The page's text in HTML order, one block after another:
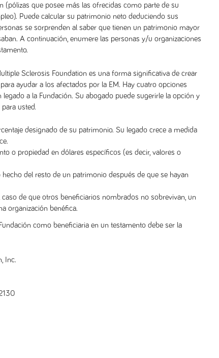
(pólizas que posee más las ofrecidas como parte de su
Puede calcular su patrimonio neto deduciendo sus
se sorprenden al saber que tienen un patrimonio mayor
A continuación, enumere las personas y/u organizaciones
Sclerosis Foundation es una forma significativa de crear
ayudar a los afectados por la EM. Hay cuatro opciones
a la Fundación. Su abogado puede sugerirle la opción y
usted.
designado de su patrimonio. Su legado crece a medida
o propiedad en dólares específicos (es decir, valores o
hecho del resto de un patrimonio después de que se hayan
caso de que otros beneficiarios nombrados no sobrevivan, un
organización benéfica.
como beneficiaria en un testamento debe ser la
Inc.